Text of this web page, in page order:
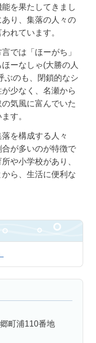
を果たしてきまし
り、集落の人々の
れています。
では「ほーがち」
ーなしゃ(大勝の人
ぶのも、閉鎖的なシ
少なく、名瀬から
気風に富んでいた
す。
を構成する人々
が多いのが特徴で
や小学校があり、
ら、生活に便利な
町浦110番地